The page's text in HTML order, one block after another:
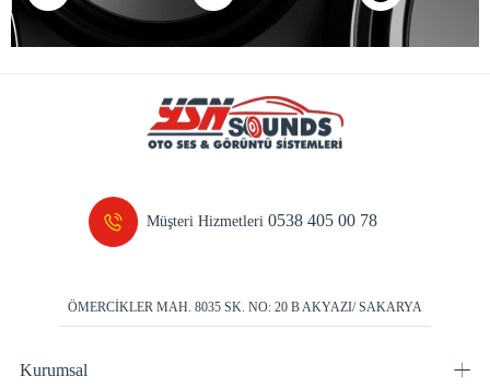
Müşteri Hizmetleri0538 405 00 78
ÖMERCİKLER MAH. 8035 SK. NO: 20 B AKYAZI/ SAKARYA
Kurumsal